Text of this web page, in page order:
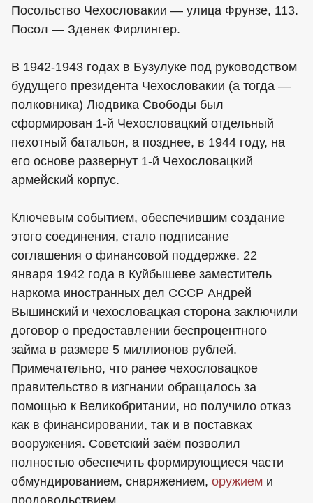
Посольство Чехословакии — улица Фрунзе, 113.
Посол — Зденек Фирлингер.
В 1942-1943 годах в Бузулуке под руководством
будущего президента Чехословакии (а тогда —
полковника) Людвика Свободы был
сформирован 1-й Чехословацкий отдельный
пехотный батальон, а позднее, в 1944 году, на
его основе развернут 1-й Чехословацкий
армейский корпус.
Ключевым событием, обеспечившим создание
этого соединения, стало подписание
соглашения о финансовой поддержке. 22
января 1942 года в Куйбышеве заместитель
наркома иностранных дел СССР Андрей
Вышинский и чехословацкая сторона заключили
договор о предоставлении беспроцентного
займа в размере 5 миллионов рублей.
Примечательно, что ранее чехословацкое
правительство в изгнании обращалось за
помощью к Великобритании, но получило отказ
как в финансировании, так и в поставках
вооружения. Советский заём позволил
полностью обеспечить формирующиеся части
обмундированием, снаряжением, оружием и